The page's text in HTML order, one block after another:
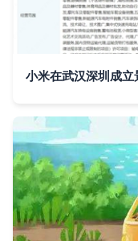
小米在武汉深圳成